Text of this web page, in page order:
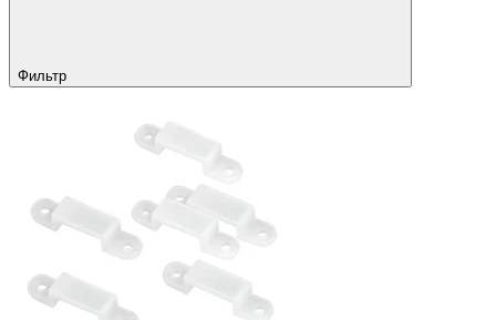
Фильтр